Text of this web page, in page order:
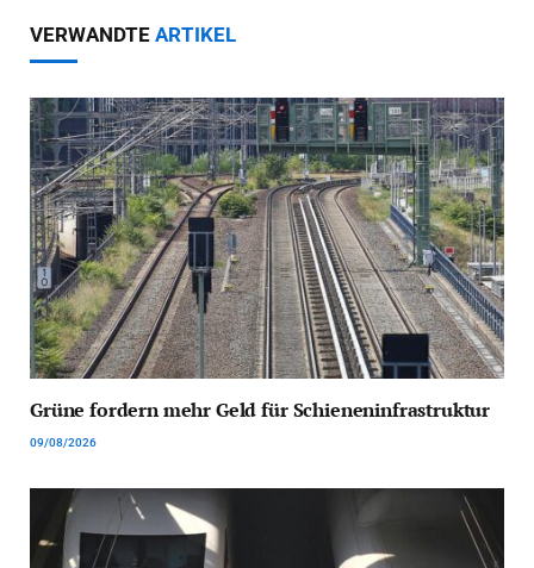
VERWANDTE ARTIKEL
Grüne fordern mehr Geld für Schieneninfrastruktur
09/08/2026